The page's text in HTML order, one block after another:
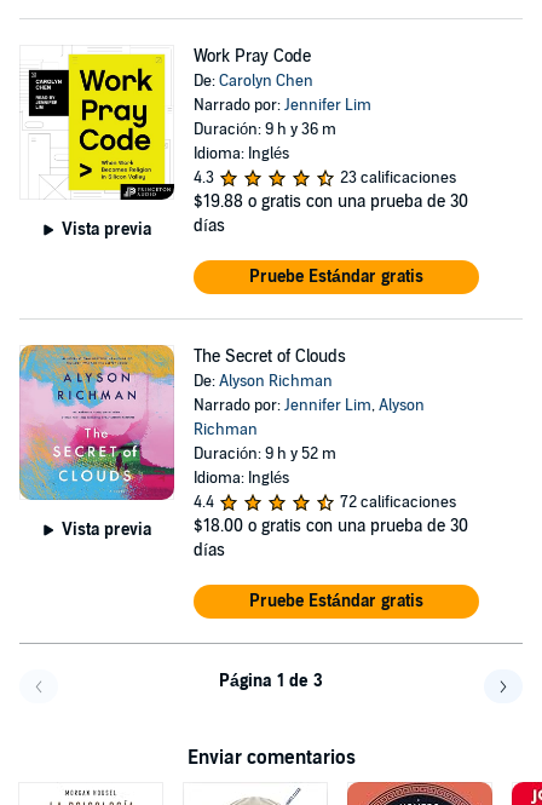
Vista previa
Work Pray Code
De:Carolyn Chen
Narrado por:Jennifer Lim
Duración: 9 h y 36 m
Idioma: Inglés
4.3
23 calificaciones
$19.88 o gratis con una prueba de 30
días
Pruebe Estándar gratis
Vista previa
The Secret of Clouds
De:Alyson Richman
Narrado por:Jennifer Lim,Alyson
Richman
Duración: 9 h y 52 m
Idioma: Inglés
4.4
72 calificaciones
$18.00 o gratis con una prueba de 30
días
Pruebe Estándar gratis
Página 1 de 3
Enviar comentarios